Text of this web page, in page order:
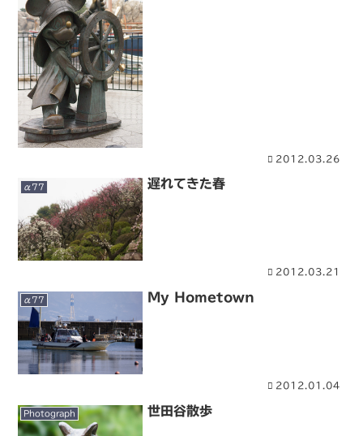
2012.03.26
α77 遅れてきた春
2012.03.21
α77 My Hometown
2012.01.04
Photograph 世田谷散歩